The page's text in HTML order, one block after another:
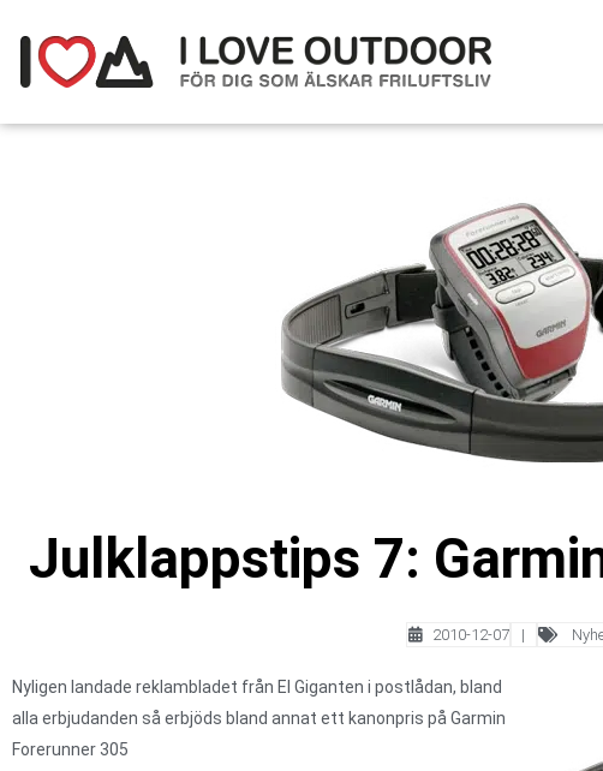
Julklappstips 7:
2010-12-07 |
Nyligen landade reklambladet från El Giganten i postlådan, bland
alla erbjudanden så erbjöds bland annat ett kanonpris på Garmin
Forerunner 305